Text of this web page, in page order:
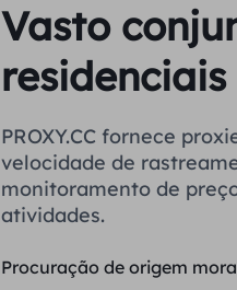
Vasto
residenciais
PROXY.CC fornece proxies estáveis ​​para aumentar
velocidade de
monitoramento de
atividades.
Procuração de origem